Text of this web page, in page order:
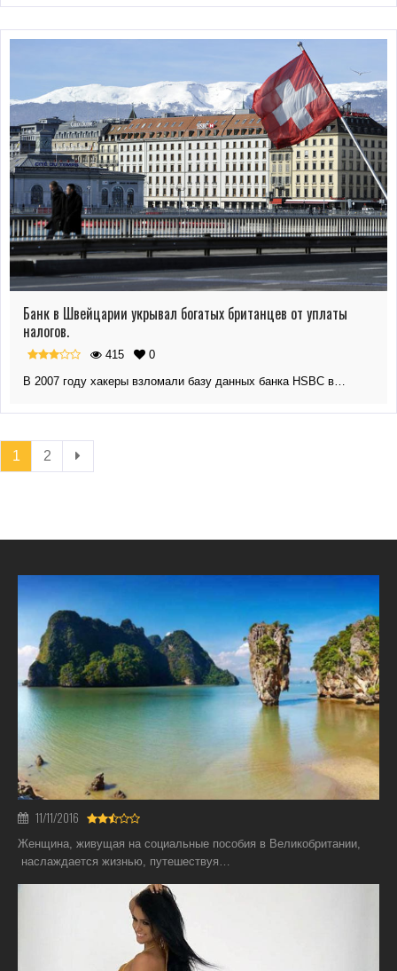
Банк в Швейцарии укрывал богатых британцев от уплаты
налогов.
415
0
В 2007 году хакеры взломали базу данных банка HSBC в…
1 2
11/11/2016
Женщина, живущая на социальные пособия в Великобритании,
наслаждается жизнью, путешествуя…